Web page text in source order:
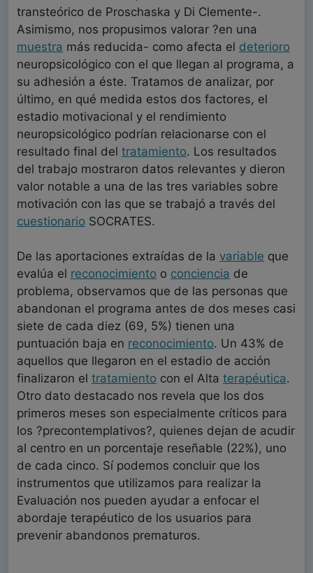
transteórico de Proschaska y Di Clemente-.
Asimismo, nos propusimos valorar ?en una
muestra más reducida- como afecta el deterioro
neuropsicológico con el que llegan al programa, a
su adhesión a éste. Tratamos de analizar, por
último, en qué medida estos dos factores, el
estadio motivacional y el rendimiento
neuropsicológico podrían relacionarse con el
resultado final del tratamiento. Los resultados
del trabajo mostraron datos relevantes y dieron
valor notable a una de las tres variables sobre
motivación con las que se trabajó a través del
cuestionario SOCRATES.
De las aportaciones extraídas de la variable que
evalúa el reconocimiento o conciencia de
problema, observamos que de las personas que
abandonan el programa antes de dos meses casi
siete de cada diez (69, 5%) tienen una
puntuación baja en reconocimiento. Un 43% de
aquellos que llegaron en el estadio de acción
finalizaron el tratamiento con el Alta terapéutica.
Otro dato destacado nos revela que los dos
primeros meses son especialmente críticos para
los ?precontemplativos?, quienes dejan de acudir
al centro en un porcentaje reseñable (22%), uno
de cada cinco. Sí podemos concluir que los
instrumentos que utilizamos para realizar la
Evaluación nos pueden ayudar a enfocar el
abordaje terapéutico de los usuarios para
prevenir abandonos prematuros.